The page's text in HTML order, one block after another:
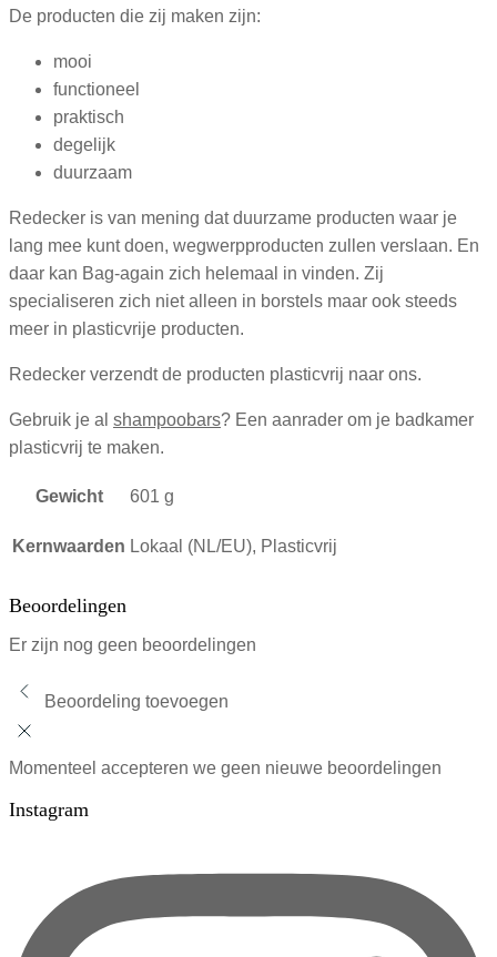
De producten die zij maken zijn:
mooi
functioneel
praktisch
degelijk
duurzaam
Redecker is van mening dat duurzame producten waar je
lang mee kunt doen, wegwerpproducten zullen verslaan. En
daar kan Bag-again zich helemaal in vinden. Zij
specialiseren zich niet alleen in borstels maar ook steeds
meer in plasticvrije producten.
Redecker verzendt de producten plasticvrij naar ons.
Gebruik je al shampoobars? Een aanrader om je badkamer
plasticvrij te maken.
Gewicht 601 g
Kernwaarden Lokaal (NL/EU), Plasticvrij
Beoordelingen
Er zijn nog geen beoordelingen
Beoordeling toevoegen
Momenteel accepteren we geen nieuwe beoordelingen
Instagram